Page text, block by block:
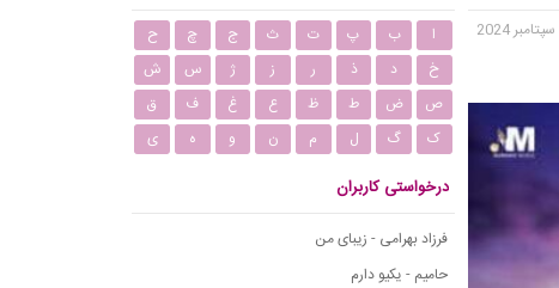
ا ب پ ت ث ج چ
ح
خ
د ذ ر ز ژ س
ش
ص
ض ط ظ ع غ ف
ق
ک
گ ل م ن و ه ی
درخواستی کاربران
فرزاد بهرامی - زیبای من
حامیم - یکیو دارم